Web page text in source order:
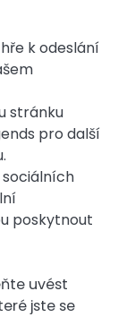
k odeslání
stránku
pro další
poskytnout
uvést
jste se